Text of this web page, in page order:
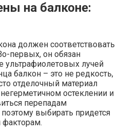
на балконе:
должен соответствовать
первых, он обязан
лучей
балкон – это не редкость,
отделочный материал
остеклении и
перепадам
выбирать придется
факторам.